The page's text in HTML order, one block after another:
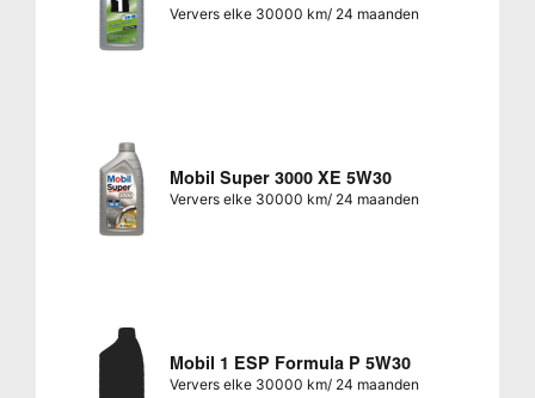
Ververs elke 30000 km/ 24 maanden
Mobil Super 3000 XE 5W30
Ververs elke 30000 km/ 24 maanden
Mobil 1 ESP Formula P 5W30
Ververs elke 30000 km/ 24 maanden